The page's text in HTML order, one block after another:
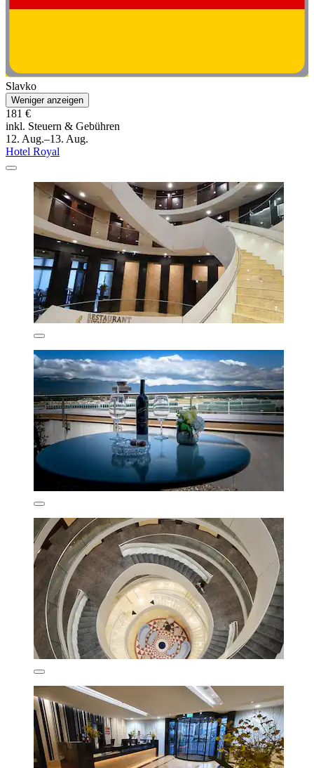
Slavko
Weniger anzeigen
181 €
inkl. Steuern & Gebühren
12. Aug.–13. Aug.
Hotel Royal